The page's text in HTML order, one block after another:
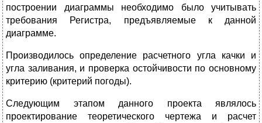
построении диаграммы необходимо было учитывать
требования Регистра, предъявляемые к данной
диаграмме.
Производилось определение расчетного угла качки и
угла заливания, и проверка остойчивости по основному
критерию (критерий погоды).
Следующим этапом данного проекта являлось
проектирование теоретического чертежа и расчет